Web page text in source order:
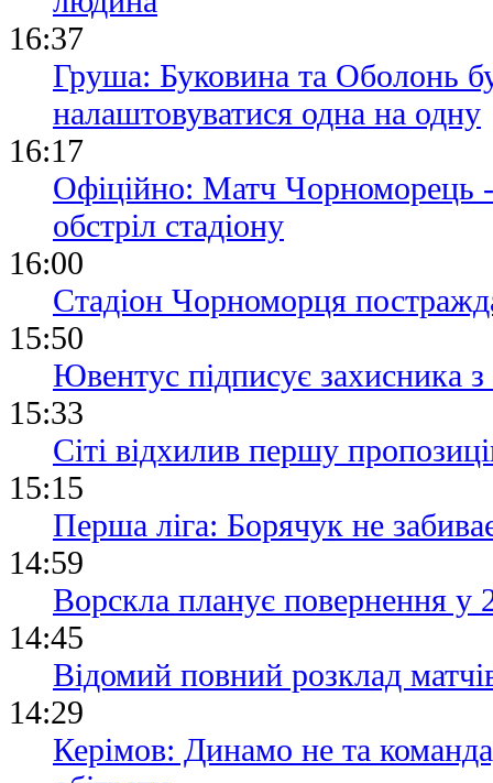
16:37
Груша: Буковина та Оболонь
налаштовуватися одна на одну
16:17
Офіційно: Матч Чорноморець
обстріл стадіону
16:00
Стадіон Чорноморця
15:50
Ювентус підписує захисника
15:33
Сіті відхилив першу
15:15
Перша ліга: Борячук не
14:59
Ворскла планує повернення у
14:45
Відомий повний розклад
14:29
Керімов: Динамо не та